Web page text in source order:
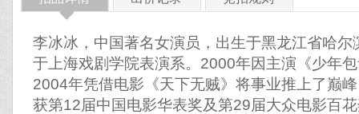
◆
李冰冰，中国著名女演员，出生于黑龙江省哈
于上海戏剧学院表演系。2000年因主演《少年
2004年凭借电影《天下无贼》将事业推上了巅
获第12届中国电影华表奖及第29届大众电影百